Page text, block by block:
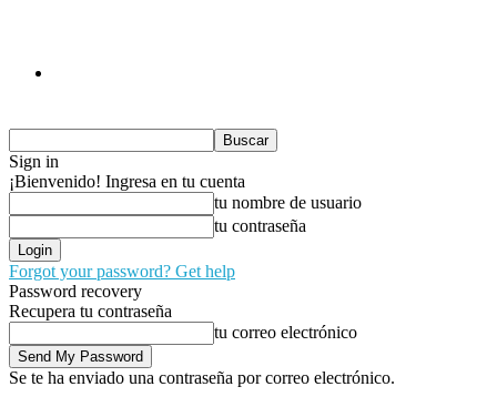
Sign in
¡Bienvenido! Ingresa en tu cuenta
tu nombre de usuario
tu contraseña
Forgot your password? Get help
Password recovery
Recupera tu contraseña
tu correo electrónico
Se te ha enviado una contraseña por correo electrónico.